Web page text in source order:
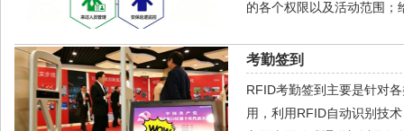
的各个权限以及活动范围
考勤签到
RFID考勤签到主要是针对
用，利用RFID自动识别技